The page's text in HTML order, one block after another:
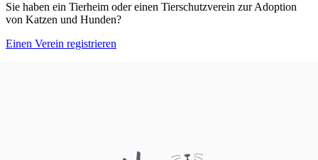
Sie haben ein Tierheim oder einen Tierschutzverein zur Adoption
von Katzen und Hunden?
Einen Verein registrieren